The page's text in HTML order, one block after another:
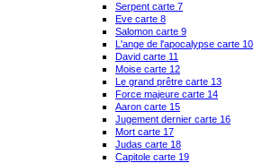
Serpent carte 7
Eve carte 8
Salomon carte 9
L'ange de l'apocalypse carte 10
David carte 11
Moise carte 12
Le grand prêtre carte 13
Force majeure carte 14
Aaron carte 15
Jugement dernier carte 16
Mort carte 17
Judas carte 18
Capitole carte 19